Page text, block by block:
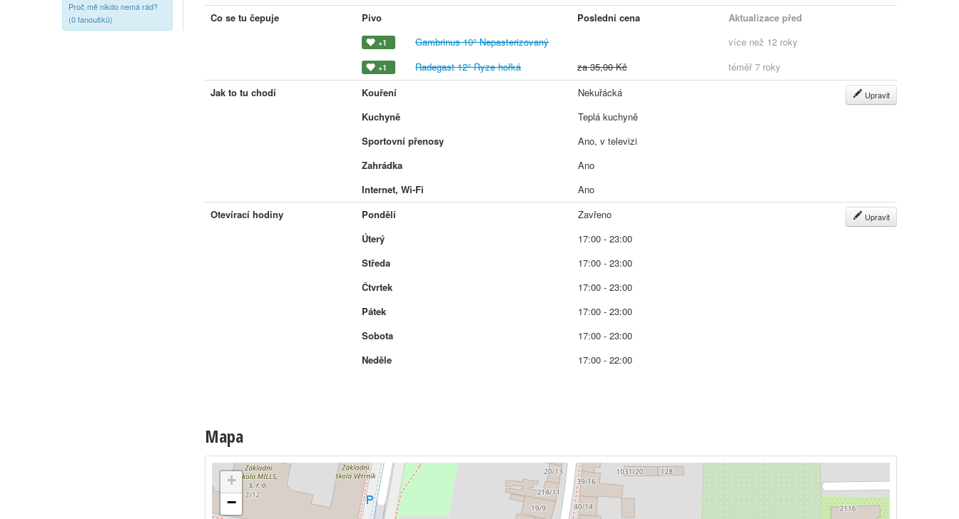
Proč mě nikdo nemá rád?
(0 fanoušků)
Co se tu čepuje
Pivo Poslední cena Aktualizace před
+1 Gambrinus 10° Nepasterizovaný více než 12 roky
+1 Radegast 12° Ryze hořká za 35,00 Kč
téměř 7 roky
Jak to tu chodí
Upravit
Kouření
Nekuřácká
Kuchyně
Teplá kuchyně
Sportovní přenosy
Ano, v televizi
Zahrádka
Ano
Internet, Wi-Fi
Ano
Otevírací hodiny
Upravit
Pondělí
Zavřeno
Úterý
17:00 - 23:00
Středa
17:00 - 23:00
Čtvrtek
17:00 - 23:00
Pátek
17:00 - 23:00
Sobota
17:00 - 23:00
Neděle
17:00 - 22:00
Mapa
+
−